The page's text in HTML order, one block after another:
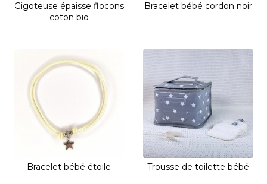
Gigoteuse épaisse flocons
coton bio
Bracelet bébé cordon noir
Bracelet bébé étoile Trousse de toilette bébé